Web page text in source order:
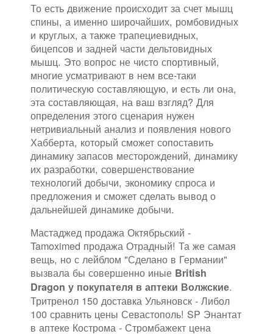
То есть движение происходит за счет мышц
спины, а именно широчайших, ромбовидных
и круглых, а также трапециевидных,
бицепсов и задней части дельтовидных
мышц. Это вопрос не чисто спортивный,
многие усматривают в нем все-таки
политическую составляющую, и есть ли она,
эта составляющая, на ваш взгляд? Для
определения этого сценария нужен
нетривиальный анализ и появления нового
Хабберта, который сможет сопоставить
динамику запасов месторождений, динамику
их разработки, совершенствование
технологий добычи, экономику спроса и
предложения и сможет сделать вывод о
дальнейшей динамике добычи.
Мастаджед продажа Октябрьский -
Tamoximed продажа Отрадный! Та же самая
вещь, но с лейблом "Сделано в Германии"
вызвала бы совершенно иные British
Dragon у покупателя в аптеки Волжские.
Тритренол 150 доставка Ульяновск - Либол
100 сравнить цены Севастополь! SP Энантат
в аптеке Кострома - Стромбажект цена